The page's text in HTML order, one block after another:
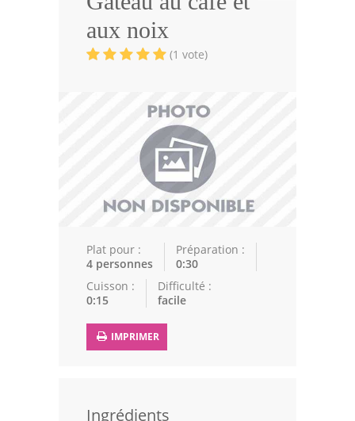
Volailles
Cuisines Orientales
Recettes marocaine
Cuisine Algérienne
Cuisine Tunisienne
Cuisine Juive
Cuisine Libanaise
Astuces de cuisine
Fêtes Religieuses
aux noix
(1 vote)
Plat pour :
4 personnes
Préparation :
0:30
Cuisson :
0:15
Difficulté :
facile
IMPRIMER
Ingrédients